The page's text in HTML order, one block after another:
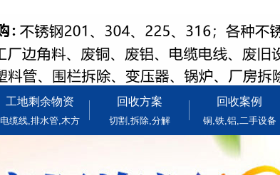
工地剩余物资
电缆线,排水管,木方
回收方案
切割,拆除,分解
回收案例
铜,铁,铝,二手设备